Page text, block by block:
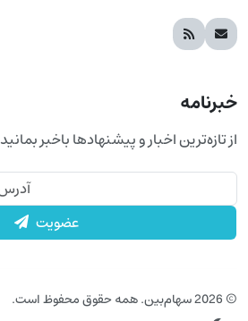
خبرنامه
از تازه‌ترین اخبار و پیشنهادها باخبر بمانید
عضویت
© 2026 سهام‌بین. همه حقوق محفوظ است.